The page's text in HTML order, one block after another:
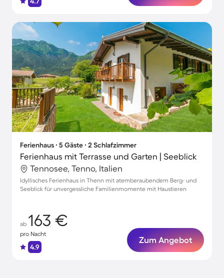
Ferienhaus ∙ 5 Gäste ∙ 2 Schlafzimmer
Ferienhaus mit Terrasse und Garten | Seeblick
Tennosee, Tenno, Italien
Idyllisches Ferienhaus in Thenn mit atemberaubendem Berg- und
Seeblick für unvergessliche Familienmomente mit Haustieren
ab 163 €
pro Nacht
4.9
Zum Angebot